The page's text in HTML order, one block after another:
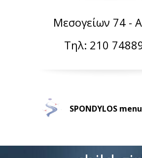
Μεσογείων 74 -
Τηλ: 210
SPONDYLOS